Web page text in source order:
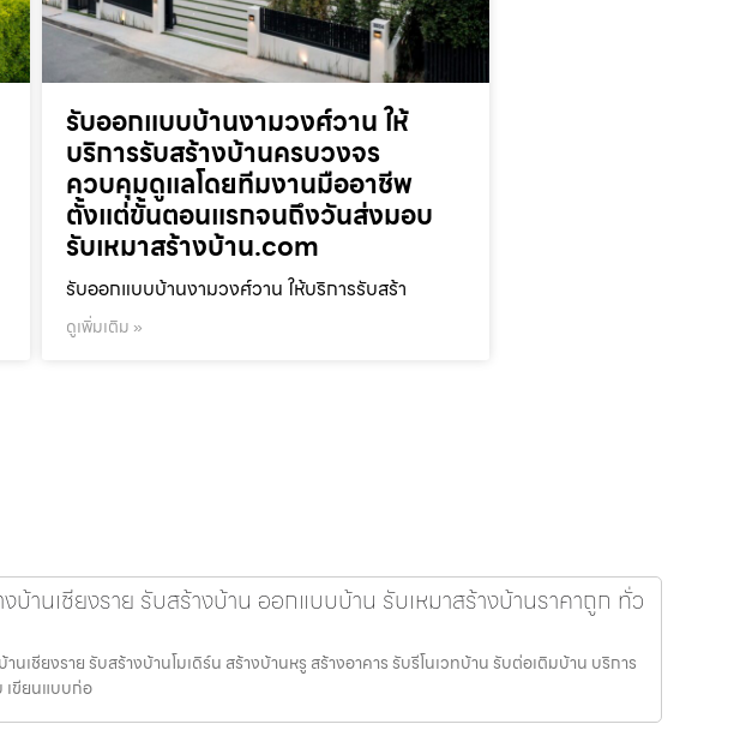
รับออกแบบบ้านงามวงศ์วาน ให้
บริการรับสร้างบ้านครบวงจร
ควบคุมดูแลโดยทีมงานมืออาชีพ
ตั้งแต่ขั้นตอนแรกจนถึงวันส่งมอบ
รับเหมาสร้างบ้าน.com
รับออกแบบบ้านงามวงศ์วาน ให้บริการรับสร้า
ดูเพิ่มเติม »
บ้านเชียงราย รับสร้างบ้าน ออกแบบบ้าน รับเหมาสร้างบ้านราคาถูก ทั่ว
านเชียงราย รับสร้างบ้านโมเดิร์น สร้างบ้านหรู สร้างอาคาร รับรีโนเวทบ้าน รับต่อเติมบ้าน บริการ
เขียนแบบก่อ